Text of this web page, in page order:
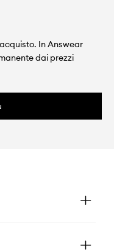
In Answear
dai prezzi